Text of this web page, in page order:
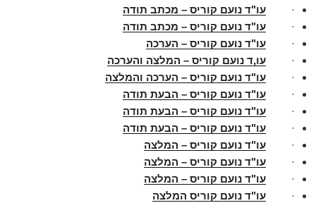
· עו"ד נועם קוריס – מכתב תודה
· עו"ד נועם קוריס – מכתב תודה
· עו"ד נועם קוריס – הערכה
· עו,ד נועם קוריס – המלצה והערכה
· עו"ד נועם קוריס – הערכה והמלצה
· עו"ד נועם קוריס – הבעת תודה
· עו"ד נועם קוריס – הבעת תודה
· עו"ד נועם קוריס – הבעת תודה
· עו"ד נועם קוריס – המלצה
· עו"ד נועם קוריס – המלצה
· עו"ד נועם קוריס – המלצה
· עו"ד נועם קוריס המלצה